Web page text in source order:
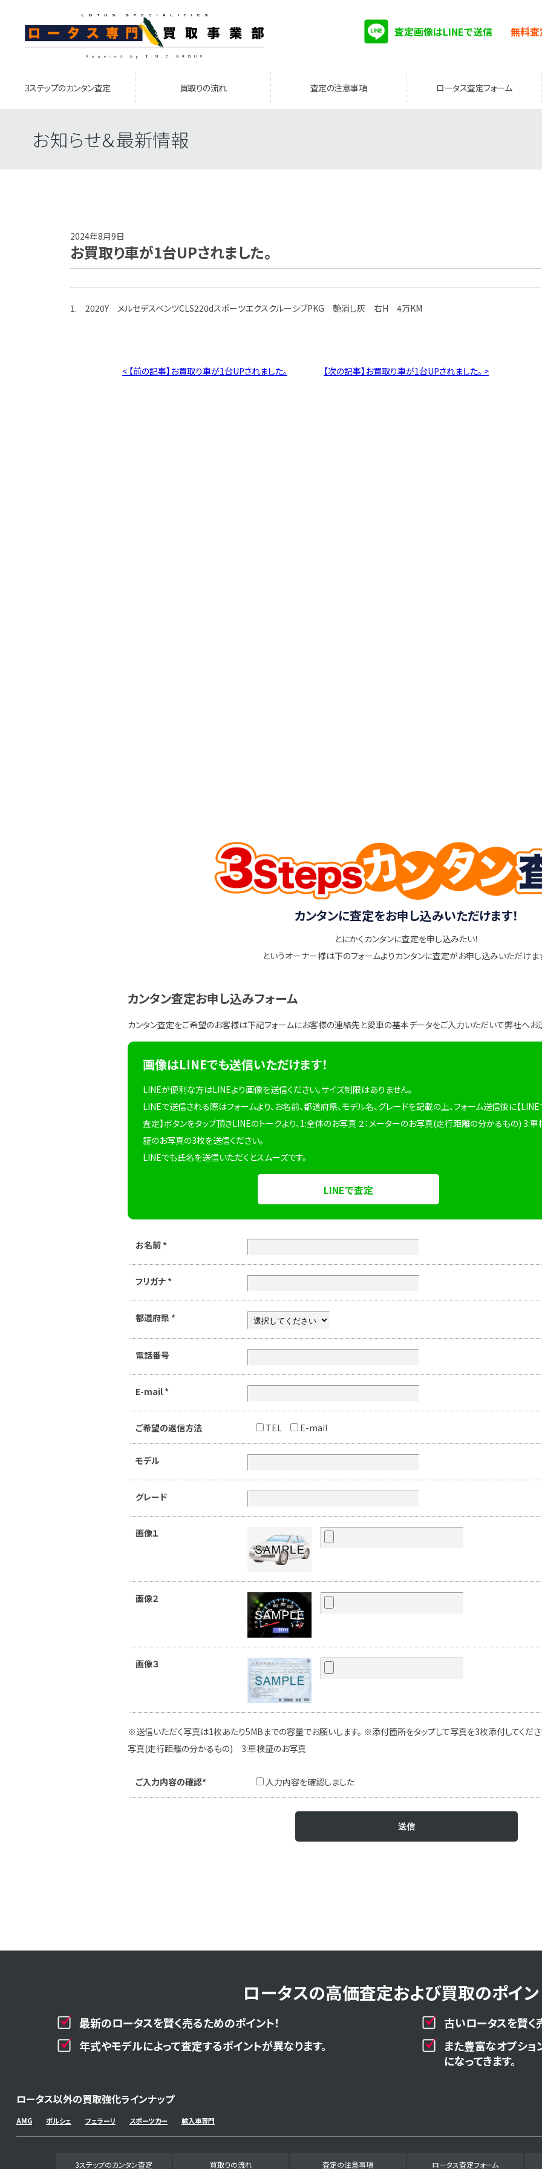
査定画像はLINEで送信 無料査
3ステップのカンタン査定 買取りの流れ 査定の注意事項 ロータス査定フォーム
お知らせ＆最新情報
2024年8月9日
お買取り車が1台UPされました。
1. 2020Y メルセデスベンツCLS220dスポーツエクスクルーシブPKG 艶消し灰 右H 4万KM
< 【前の記事】お買取り車が1台UPされました。 【次の記事】お買取り車が1台UPされました。 >
カンタンに査定をお申し込みいただけます！
とにかくカンタンに査定を申し込みたい！
というオーナー様は下のフォームよりカンタンに査定がお申し込みいただけま
カンタン査定お申し込みフォーム
カンタン査定をご希望のお客様は下記フォームにお客様の連絡先と愛車の基本データをご入力いただいて弊社へお
画像はLINEでも送信いただけます！
LINEが便利な方はLINEより画像を送信ください。サイズ制限はありません。
LINEで送信される際はフォームより、お名前、都道府県、モデル名、グレードを記載の上、フォーム送信後に【LINE
査定】ボタンをタップ頂きLINEのトークより、1:全体のお写真 ２：メーターのお写真(走行距離の分かるもの) 3:車
証のお写真の3枚を送信ください。
LINEでも氏名を送信いただくとスムーズです。
LINEで査定
お名前 *
フリガナ *
都道府県 *
電話番号
E-mail *
ご希望の返信方法 TEL E-mail
モデル
グレード
画像１
画像２
画像３
※送信いただく写真は1枚あたり5MBまでの容量でお願いします。 ※添付箇所をタップして写真を3枚添付してくだ
写真(走行距離の分かるもの) 3:車検証のお写真
ご入力内容の確認* 入力内容を確認しました
ロータスの高価査定および買取のポイン
最新のロータスを賢く売るためのポイント！
古いロータスを賢く
年式やモデルによって査定するポイントが異なります。
また豊富なオプシ
になってきます。
ロータス以外の買取強化ラインナップ
AMG ポルシェ フェラーリ スポーツカー 輸入車専門
3ステップのカンタン査定 買取りの流れ 査定の注意事項 ロータス査定フォーム